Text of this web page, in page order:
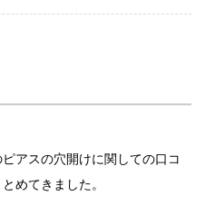
アスの穴開けに関しての口コ
めてきました。